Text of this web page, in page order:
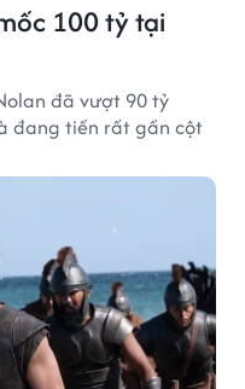
100 tỷ tại
đã vượt 90 tỷ
đang tiến rất gần cột